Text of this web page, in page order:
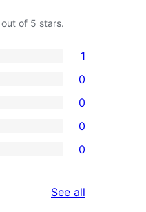
out of 5 stars.
1
0
0
0
0
See all